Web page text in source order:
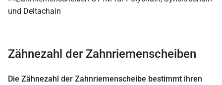
Zähnezahl der Zahnriemenscheiben
Die Zähnezahl der Zahnriemenscheibe bestimmt ihren